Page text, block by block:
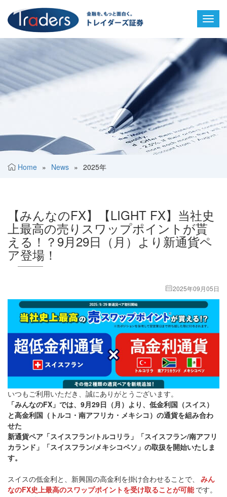
Home » News » 2025年
【みんなのFX】【LIGHT FX】当社史
上最高の売りスワップポイントが貰
える！？9月29日（月）より新通貨ペ
ア登場！
2025年09月05日
いつもご利用いただき、誠にありがとうございます。
「みんなのFX」では、9月29日（月）より、低金利国（スイス）
と高金利国（トルコ・南アフリカ・メキシコ）の通貨を組み合わ
せた
新通貨ペア「スイスフラン/トルコリラ」「スイスフラン/南アフリ
カランド」「スイスフラン/メキシコペソ」の取扱を開始いたしま
す。
スイスの低金利と、新興国の高金利を掛け合わせることで、
みん
なのFX史上最高のスワップポイントを受け取ることが可能 です。